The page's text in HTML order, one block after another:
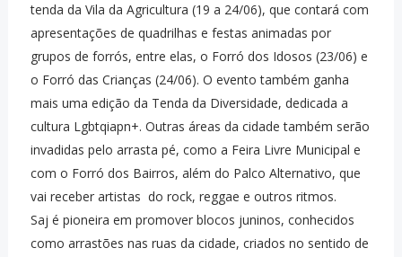
tenda da Vila da Agricultura (19 a 24/06), que contará com
apresentações de quadrilhas e festas animadas por
grupos de forrós, entre elas, o Forró dos Idosos (23/06) e
o Forró das Crianças (24/06). O evento também ganha
mais uma edição da Tenda da Diversidade, dedicada a
cultura Lgbtqiapn+. Outras áreas da cidade também serão
invadidas pelo arrasta pé, como a Feira Livre Municipal e
com o Forró dos Bairros, além do Palco Alternativo, que
vai receber artistas do rock, reggae e outros ritmos.
Saj é pioneira em promover blocos juninos, conhecidos
como arrastões nas ruas da cidade, criados no sentido de